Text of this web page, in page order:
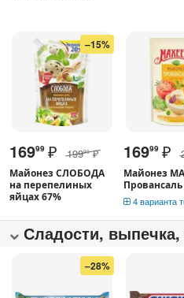
–15%
16999 ₽ 19999 ₽
Майонез СЛОБОДА
на перепелиных
яйцах 67%
16999 ₽
Майонез
Провансаль
4 варианта
Сладости,
–28%